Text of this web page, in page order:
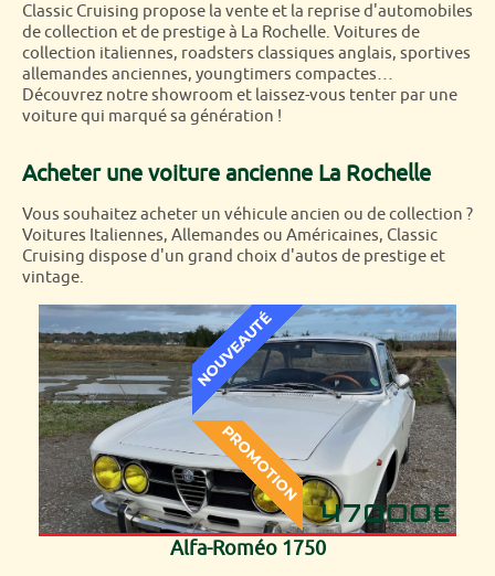
Classic Cruising propose la vente et la reprise d'automobiles
de collection et de prestige à La Rochelle. Voitures de
collection italiennes, roadsters classiques anglais, sportives
allemandes anciennes, youngtimers compactes…
Découvrez notre showroom et laissez-vous tenter par une
voiture qui marqué sa génération !
Acheter une voiture ancienne La Rochelle
Vous souhaitez acheter un véhicule ancien ou de collection ?
Voitures Italiennes, Allemandes ou Américaines, Classic
Cruising dispose d'un grand choix d'autos de prestige et
vintage.
47000€
Alfa-Roméo 1750